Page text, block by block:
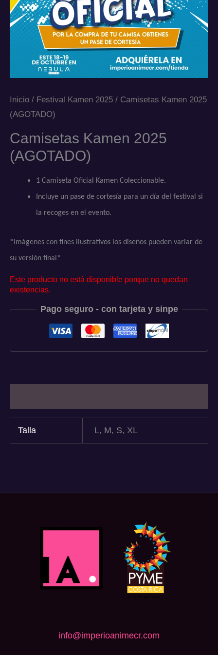
Inicio / Festival Kamen 2025 / Camisetas Kamen 2025
(AGOTADO)
Camisetas Kamen 2025
(AGOTADO)
1 Camiseta Oficial Kamen Coleccionable.
Incluye un pase de cortesía para un día del festival si
la recoges en el evento.
*Imágenes con fines ilustrativos los diseños pueden variar de
su versión final*
Este producto no está disponible porque no quedan
existencias.
Pago seguro - con tarjeta y sinpe
Talla L, M, S, XL
info@imperioanimecr.com